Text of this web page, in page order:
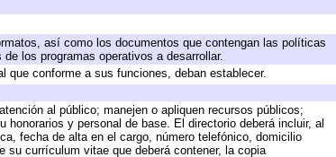
así como los documentos que contengan las políticas
los programas operativos a desarrollar.
conforme a sus funciones, deban establecer.
al público; manejen o apliquen recursos públicos;
y personal de base. El directorio deberá incluir, al
fecha de alta en el cargo, número telefónico, domicilio
su currículum vitae que deberá contener, la copia